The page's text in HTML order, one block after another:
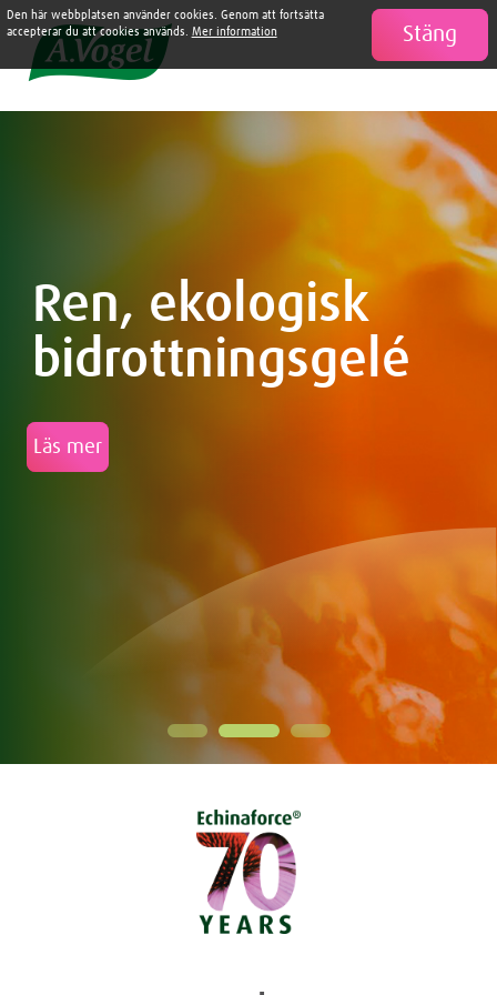

Ren, ekologisk
bidrottningsgelé
Läs mer
1 2 3
Stäng
Den här webbplatsen använder cookies. Genom att fortsätta
accepterar du att cookies används. Mer information